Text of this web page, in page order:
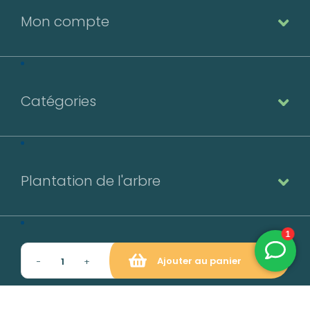
− + Ajouter au panier
Mon compte
Catégories
Plantation de l'arbre
Contact